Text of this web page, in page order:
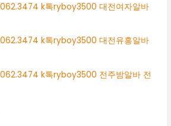
k톡ryboy3500 대전여자알바
k톡ryboy3500 대전유흥알바
k톡ryboy3500 전주밤알바 전